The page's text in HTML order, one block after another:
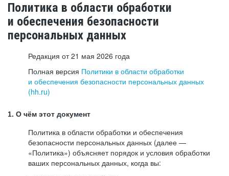
Политика в области обработки
и обеспечения безопасности
персональных данных
Редакция от 21 мая 2026 года
Полная версия Политики в области обработки
и обеспечения безопасности персональных данных
(hh.ru)
1. О чём этот документ
Политика в области обработки и обеспечения
безопасности персональных данных (далее —
«Политика») объясняет порядок и условия обработки
ваших персональных данных, когда вы: